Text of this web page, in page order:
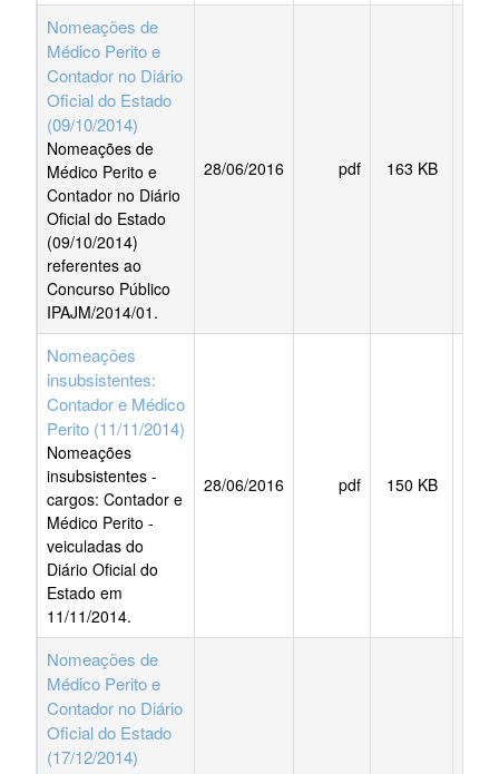
Nomeações de
Médico Perito e
Contador no Diário
Oficial do Estado
(09/10/2014)
Nomeações de
Médico Perito e
Contador no Diário
Oficial do Estado
(09/10/2014)
referentes ao
Concurso Público
IPAJM/2014/01.
28/06/2016 pdf 163 KB
Nomeações
insubsistentes:
Contador e Médico
Perito (11/11/2014)
Nomeações
insubsistentes -
cargos: Contador e
Médico Perito -
veiculadas do
Diário Oficial do
Estado em
11/11/2014.
28/06/2016 pdf 150 KB
Nomeações de
Médico Perito e
Contador no Diário
Oficial do Estado
(17/12/2014)